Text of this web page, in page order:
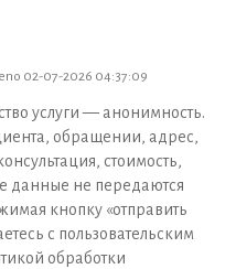
02-07-2026 04:37:09
услуги — анонимность.
обращении, адрес,
стоимость,
данные не передаются
кнопку «отправить
с пользовательским
обработки